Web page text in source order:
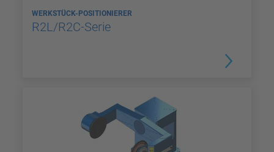
WERKSTÜCK-POSITIONIERER
R2L/R2C-Serie